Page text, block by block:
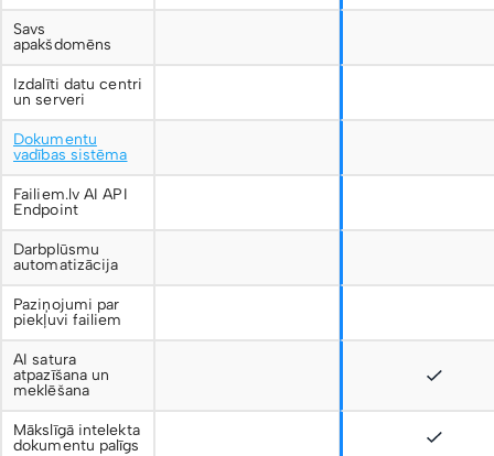
Savs
apakšdomēns
Izdalīti datu centri
un serveri
Dokumentu
vadības sistēma
Failiem.lv AI API
Endpoint
Darbplūsmu
automatizācija
Paziņojumi par
piekļuvi failiem
AI satura
atpazīšana un
meklēšana
Mākslīgā intelekta
dokumentu palīgs